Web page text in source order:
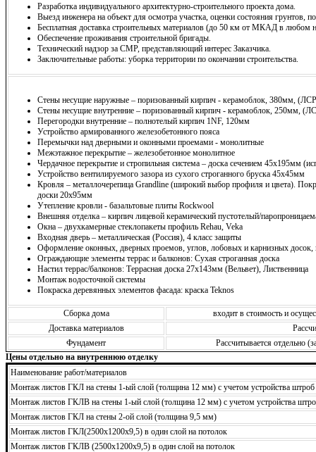
Разработка индивидуального архитектурно-строительного проекта дома.
Выезд инженера на объект для осмотра участка, оценки состояния грунтов,
Бесплатная доставка строительных материалов (до 50 км от МКАД в любом
Обеспечение проживания строительной бригады.
Технический надзор за СМР, представляющий интерес Заказчика.
Заключительные работы: уборка территории по окончании строительства.
Стены несущие наружные – поризованный кирпич - керамоблок, 380мм,
Стены несущие внутренние – поризованный кирпич - керамоблок, 250мм,
Перегородки внутренние – полнотелый кирпич 1NF, 120мм
Устройство армированного железобетонного пояса
Перемычки над дверными и оконными проемами - монолитные
Межэтажное перекрытие – железобетонное монолитное
Чердачное перекрытие и стропильная система – доска сечением 45х195мм
Устройство вентилируемого зазора из сухого строганного бруска 45х45мм
Кровля – металлочерепица Grandline (широкий выбор профиля и цвета).
доски 20х95мм
Утепление кровли - базальтовые плиты Rockwool
Внешняя отделка – кирпич лицевой керамический пустотелый/
Окна – двухкамерные стеклопакеты профиль Rehau, Veka
Входная дверь – металлическая (Россия), 4 класс защиты
Оформление оконных, дверных проемов, углов, лобовых и карнизных досок,
Ограждающие элементы террас и балконов: Сухая строганная доска
Настил террас/балконов: Террасная доска 27х143мм (Вельвет), Лиственница
Монтаж водосточной системы
Покраска деревянных элементов фасада: краска Teknos
Сборка дома
входит в стоимость и
Доставка материалов
Фундамент
Рассчитывается отдельно
Цены отдельно на внутреннюю отделку
Наименование работ/материалов
Монтаж листов ГКЛ на стены 1-ый слой (толщина 12 мм) с учетом устройства штроб
Монтаж листов ГКЛВ на стены 1-ый слой (толщина 12 мм) с учетом устройства
Монтаж листов ГКЛ на стены 2-ой слой (толщина 9,5 мм)
Монтаж листов ГКЛ(2500х1200х9,5) в один слой на потолок
Монтаж листов ГКЛВ (2500х1200х9,5) в один слой на потолок